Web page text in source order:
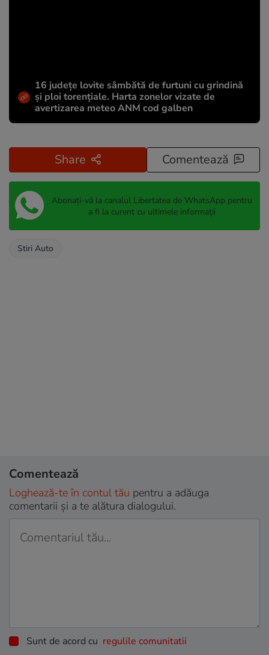
16 județe lovite sâmbătă de furtuni cu grindină
și ploi torențiale. Harta zonelor vizate de
avertizarea meteo ANM cod galben
Share Comentează
Abonați-vă la canalul Libertatea de WhatsApp pentru
a fi la curent cu ultimele informații
Stiri Auto
Comentează
Loghează-te în contul tău pentru a adăuga
comentarii și a te alătura dialogului.
Sunt de acord cu regulile comunitatii